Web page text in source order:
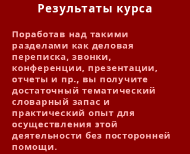
Результаты курса
Поработав над такими
разделами как деловая
переписка, звонки,
конференции, презентации,
отчеты и пр., вы получите
достаточный тематический
словарный запас и
практический опыт для
осуществления этой
деятельности без посторонней
помощи.